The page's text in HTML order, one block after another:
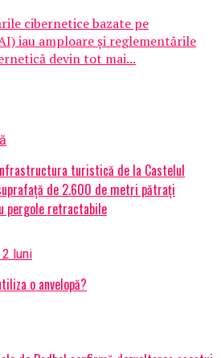
cibernetice bazate pe
iau amploare și reglementările
devin tot mai...
turistică de la Castelul
de 2.600 de metri pătrați
pergole retractabile
luni
o anvelopă?